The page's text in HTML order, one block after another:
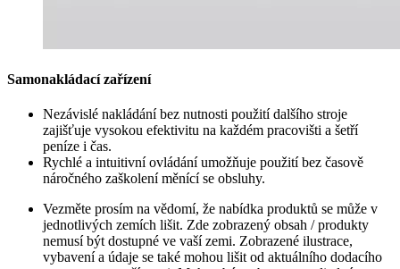
Samonakládací zařízení
Nezávislé nakládání bez nutnosti použití dalšího stroje
zajišťuje vysokou efektivitu na každém pracovišti a šetří
peníze i čas.
Rychlé a intuitivní ovládání umožňuje použití bez časově
náročného zaškolení měnící se obsluhy.
Vezměte prosím na vědomí, že nabídka produktů se může v
jednotlivých zemích lišit. Zde zobrazený obsah / produkty
nemusí být dostupné ve vaší zemi. Zobrazené ilustrace,
vybavení a údaje se také mohou lišit od aktuálního dodacího